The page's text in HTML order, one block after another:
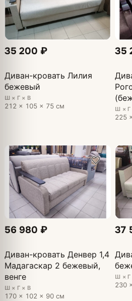
35 200 ₽
Диван-кровать Лилия
бежевый
Ш × Г × В
212 × 105 × 75 см
35
Ш × Г
225
56 980 ₽
Диван-кровать Денвер 1,4
Мадагаскар 2 бежевый,
венге
Ш × Г × В
170 × 102 × 90 см
37
Ш × Г
230